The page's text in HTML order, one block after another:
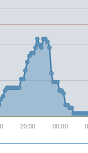
00:00
20:00